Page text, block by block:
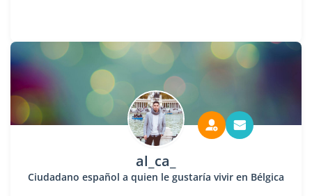
al_ca_
Ciudadano español a quien le gustaría vivir en Bélgica